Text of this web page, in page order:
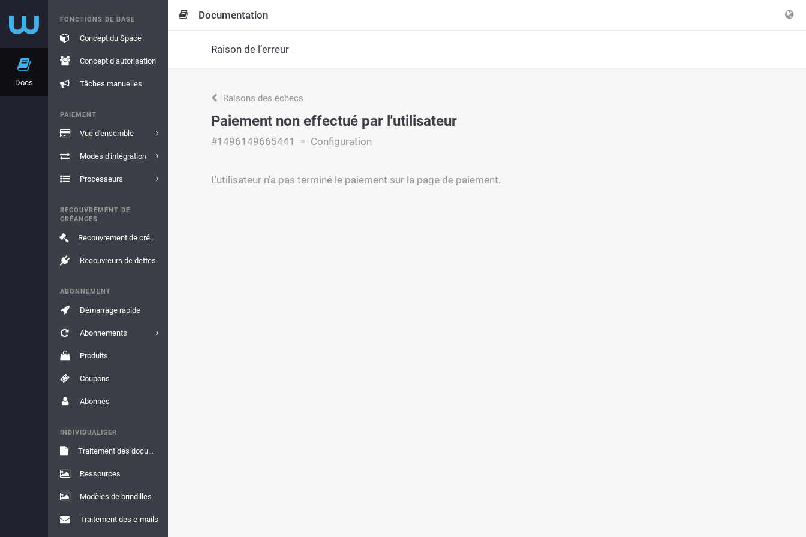
Docs
FONCTIONS DE BASE
Concept du Space
Concept d’autorisation
Tâches manuelles
PAIEMENT
Vue d'ensemble
Modes d'intégration
Processeurs
RECOUVREMENT DE
CRÉANCES
Recouvrement de créances
Recouvreurs de dettes
ABONNEMENT
Démarrage rapide
Abonnements
Produits
Coupons
Abonnés
INDIVIDUALISER
Traitement des documents
Ressources
Modèles de brindilles
Traitement des e-mails
Documentation
Raison de l’erreur
Raisons des échecs
Paiement non effectué par l'utilisateur
#1496149665441 Configuration
L'utilisateur n'a pas terminé le paiement sur la page de paiement.